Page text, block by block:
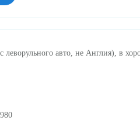
авто, не Англия), в